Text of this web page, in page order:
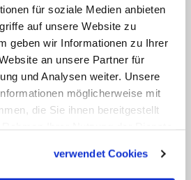
für soziale Medien anbieten
auf unsere Website zu
geben wir Informationen zu Ihrer
an unsere Partner für
und Analysen weiter. Unsere
möglicherweise mit
die Sie ihnen bereitgestellt
verwendet Cookies
nicht aufhören. Ich will
Trikot von Argentinien
gilt als gläubiger
2017 seine
Antonella Roccuzzo